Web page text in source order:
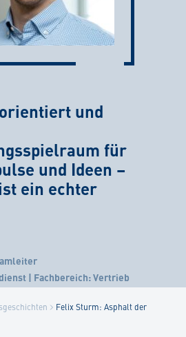
und
für
und Ideen –
ein echter
| Fachbereich: Vertrieb
Felix Sturm: Asphalt der